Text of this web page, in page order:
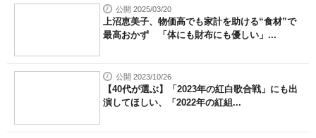
公開 2025/03/20
上沼恵美子、物価高でも家計を助ける“食材”で
最高おかず 「体にも財布にも優しい」...
公開 2023/10/26
【40代が選ぶ】「2023年の紅白歌合戦」にも出
演してほしい、「2022年の紅組...